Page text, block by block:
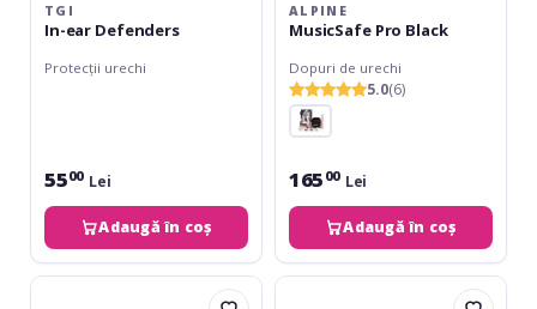
TGI
In-ear Defenders
Protecții urechi
5500 Lei
Adaugă în coș
ALPINE
MusicSafe Pro Black
Dopuri de urechi
5.0(6)
165 00 Lei
Adaugă în coș
Alpine
Gibraltar